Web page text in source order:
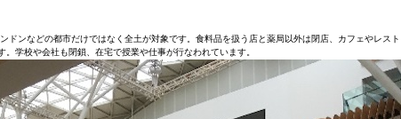
ドンなどの都市だけではなく全土が対象です。食料品を扱う店と薬局以外は閉店、カフェやレスト
学校や会社も閉鎖、在宅で授業や仕事が行なわれています。